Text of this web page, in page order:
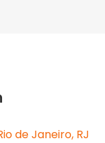
de Janeiro, RJ